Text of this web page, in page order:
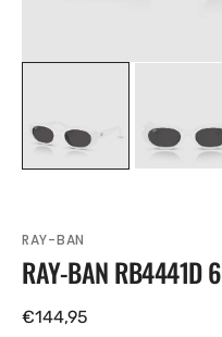
RAY-BAN
RAY-BAN RB4441D
Regular
€144,95